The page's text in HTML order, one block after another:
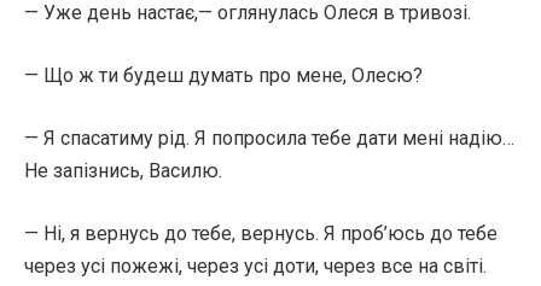
— Уже день настає,— оглянулась Олеся в тривозі.
— Що ж ти будеш думать про мене, Олесю?
— Я спасатиму рід. Я попросила тебе дати мені надію…
Не запізнись, Василю.
— Ні, я вернусь до тебе, вернусь. Я проб’юсь до тебе
через усі пожежі, через усі доти, через все на світі.